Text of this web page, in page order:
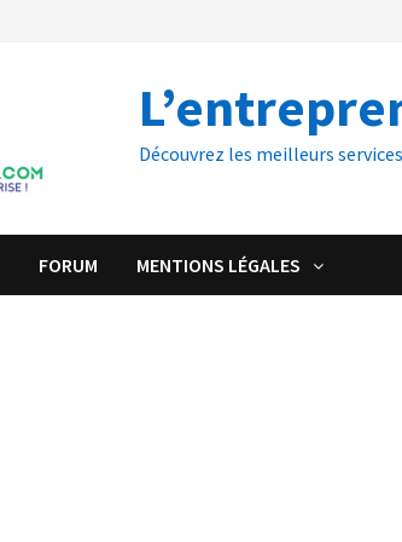
Découvrez les meilleurs
FORUM MENTIONS LÉGALES